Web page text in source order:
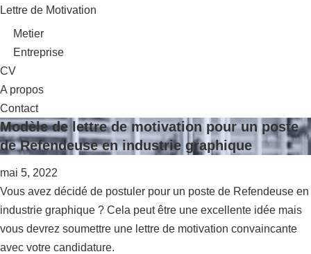
Lettre de Motivation
Metier
Entreprise
CV
A propos
Contact
Modèle de lettre de motivation pour un poste
de Refendeuse en industrie graphique
mai 5, 2022
Vous avez décidé de postuler pour un poste de Refendeuse en
industrie graphique ? Cela peut être une excellente idée mais
vous devrez soumettre une lettre de motivation convaincante
avec votre candidature.